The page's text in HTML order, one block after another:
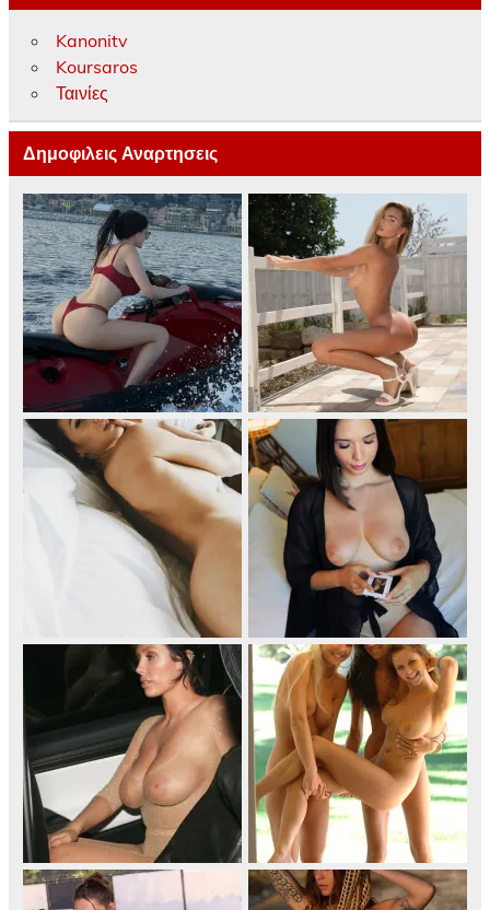
Kanonitv
Koursaros
Ταινίες
Δημοφιλεις Αναρτησεις